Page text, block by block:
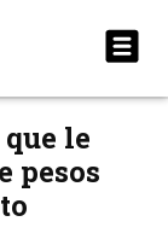
le
pesos